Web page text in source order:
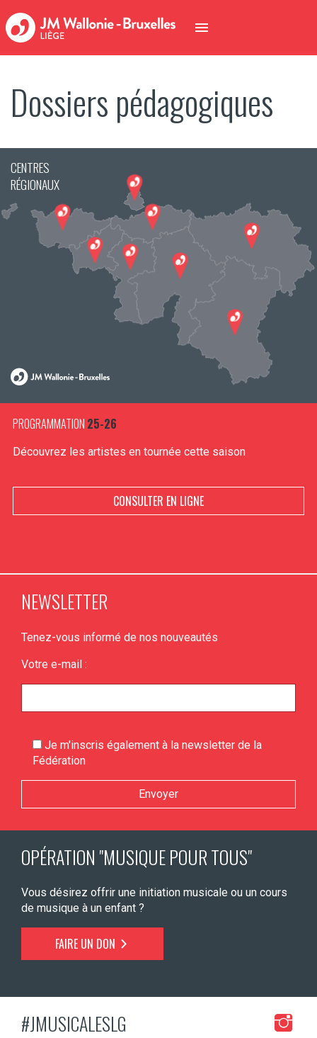
Dossiers pédagogiques
CENTRES
RÉGIONAUX
PROGRAMMATION 25-26
Découvrez les artistes en tournée cette saison
CONSULTER EN LIGNE
NEWSLETTER
Tenez-vous informé de nos nouveautés
Votre e-mail :
Je m'inscris également à la newsletter de la
Fédération
OPÉRATION "MUSIQUE POUR TOUS"
Vous désirez offrir une initiation musicale ou un cours
de musique à un enfant ?
FAIRE UN DON
#JMUSICALESLG